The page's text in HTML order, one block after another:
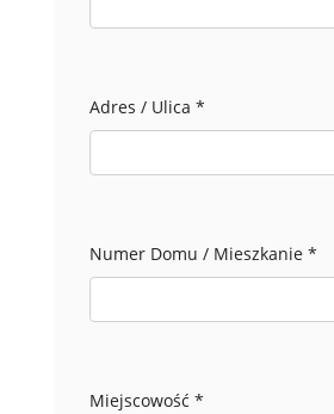
Adres / Ulica *
Numer Domu / Mieszkanie *
Miejscowość *